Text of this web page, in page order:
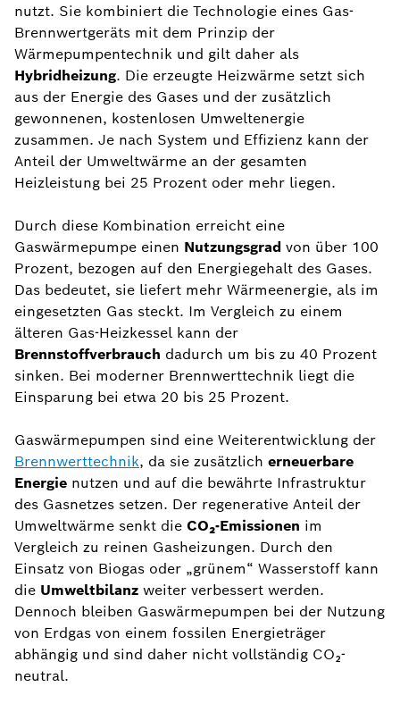
nutzt. Sie kombiniert die Technologie eines Gas-
Brennwertgeräts mit dem Prinzip der
Wärmepumpentechnik und gilt daher als
Hybridheizung. Die erzeugte Heizwärme setzt sich
aus der Energie des Gases und der zusätzlich
gewonnenen, kostenlosen Umweltenergie
zusammen. Je nach System und Effizienz kann der
Anteil der Umweltwärme an der gesamten
Heizleistung bei 25 Prozent oder mehr liegen.
Durch diese Kombination erreicht eine
Gaswärmepumpe einen Nutzungsgrad von über 100
Prozent, bezogen auf den Energiegehalt des Gases.
Das bedeutet, sie liefert mehr Wärmeenergie, als im
eingesetzten Gas steckt. Im Vergleich zu einem
älteren Gas-Heizkessel kann der
Brennstoffverbrauch dadurch um bis zu 40 Prozent
sinken. Bei moderner Brennwerttechnik liegt die
Einsparung bei etwa 20 bis 25 Prozent.
Gaswärmepumpen sind eine Weiterentwicklung der
Brennwerttechnik, da sie zusätzlich erneuerbare
Energie nutzen und auf die bewährte Infrastruktur
des Gasnetzes setzen. Der regenerative Anteil der
Umweltwärme senkt die CO₂-Emissionen im
Vergleich zu reinen Gasheizungen. Durch den
Einsatz von Biogas oder „grünem“ Wasserstoff kann
die Umweltbilanz weiter verbessert werden.
Dennoch bleiben Gaswärmepumpen bei der Nutzung
von Erdgas von einem fossilen Energieträger
abhängig und sind daher nicht vollständig CO₂-
neutral.